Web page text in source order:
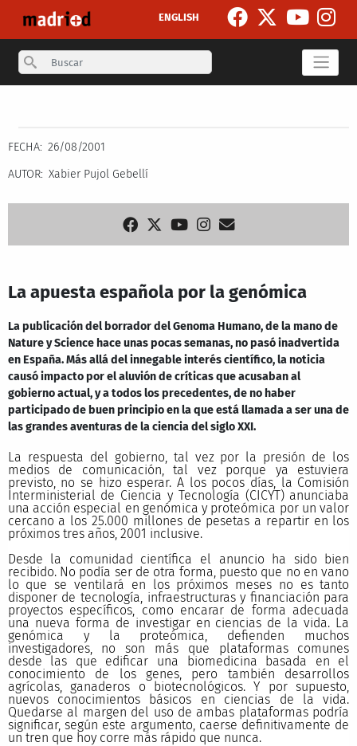
ENGLISH
Search
FECHA
26/08/2001
AUTOR
Xabier Pujol Gebellí
La apuesta española por la genómica
La publicación del borrador del Genoma Humano, de la mano de
Nature y Science hace unas pocas semanas, no pasó inadvertida
en España. Más allá del innegable interés científico, la noticia
causó impacto por el aluvión de críticas que acusaban al
gobierno actual, y a todos los precedentes, de no haber
participado de buen principio en la que está llamada a ser una de
las grandes aventuras de la ciencia del siglo XXI.
La respuesta del gobierno, tal vez por la presión de los
medios de comunicación, tal vez porque ya estuviera
previsto, no se hizo esperar. A los pocos días, la Comisión
Interministerial de Ciencia y Tecnología (CICYT) anunciaba
una acción especial en genómica y proteómica por un valor
cercano a los 25.000 millones de pesetas a repartir en los
próximos tres años, 2001 inclusive.
Desde la comunidad científica el anuncio ha sido bien
recibido. No podía ser de otra forma, puesto que no en vano
lo que se ventilará en los próximos meses no es tanto
disponer de tecnología, infraestructuras y financiación para
proyectos específicos, como encarar de forma adecuada
una nueva forma de investigar en ciencias de la vida. La
genómica y la proteómica, defienden muchos
investigadores, no son más que plataformas comunes
desde las que edificar una biomedicina basada en el
conocimiento de los genes, pero también desarrollos
agrícolas, ganaderos o biotecnológicos. Y por supuesto,
nuevos conocimientos básicos en ciencias de la vida.
Quedarse al margen del uso de ambas plataformas podría
significar, según este argumento, caerse definitivamente de
un tren que hoy corre más rápido que nunca.